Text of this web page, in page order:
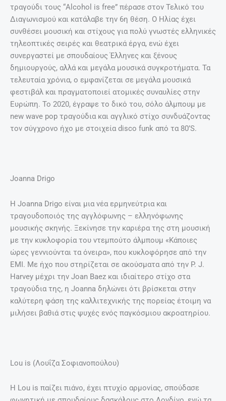
τραγούδι τους “Alcohol is free” πέρασε στον Τελικό του
Διαγωνισμού και κατάλαβε την 6η θέση. Ο Ηλίας έχει
συνθέσει μουσική και στίχους για πολύ γνωστές ελληνικές
τηλεοπτικές σειρές και θεατρικά έργα, ενώ έχει
συνεργαστεί με σπουδαίους Έλληνες και ξένους
δημιουργούς, αλλά και μεγάλα μουσικά συγκροτήματα. Τα
τελευταία χρόνια, ο εμφανίζεται σε μεγάλα μουσικά
φεστιβάλ και πραγματοποιεί ατομικές συναυλίες στην
Ευρώπη. Το 2020, έγραψε το δικό του, σόλο άλμπουμ με
new wave pop τραγούδια και αγγλικό στίχο συνδυάζοντας
τον σύγχρονο ήχο με στοιχεία disco funk από τα 80’S.
Joanna Drigo
Η Joanna Drigo είναι μια νέα ερμηνεύτρια και
τραγουδοποιός της αγγλόφωνης – ελληνόφωνης
μουσικής σκηνής. Ξεκίνησε την καριέρα της στη μουσική
με την κυκλοφορία του ντεμπούτο άλμπουμ «Κάποιες
ώρες γεννιούνται τα όνειρα», που κυκλοφόρησε από την
EMI. Με ήχο που στηρίζεται σε ακούσματα από την P. J.
Harvey μέχρι την Joan Baez και ιδιαίτερο στίχο στα
τραγούδια της, η Joanna δηλώνει ότι βρίσκεται στην
καλύτερη φάση της καλλιτεχνικής της πορείας έτοιμη να
μιλήσει βαθιά στις ψυχές ενός παγκόσμιου ακροατηρίου.
Lou is (Λουΐζα Σοφιανοπούλου)
H Lou is παίζει πιάνο, έχει πτυχίο αρμονίας, σπούδασε